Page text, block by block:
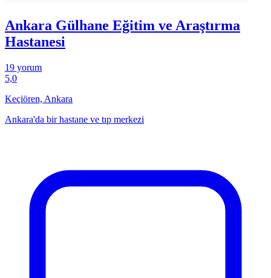
Ankara Gülhane Eğitim ve Araştırma
Hastanesi
19 yorum
5,0
Keçiören, Ankara
Ankara'da bir hastane ve tıp merkezi